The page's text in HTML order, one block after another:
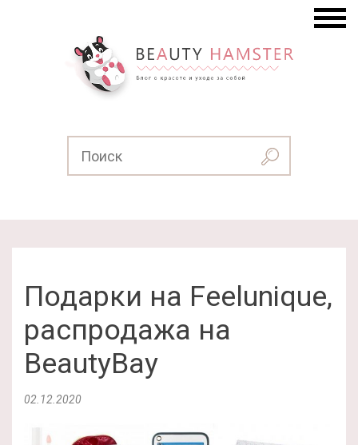
Подарки на Feelunique,
распродажа на
BeautyBay
02.12.2020